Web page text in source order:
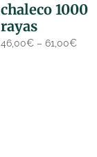
chaleco 1000
rayas
46,00€ –61,00€